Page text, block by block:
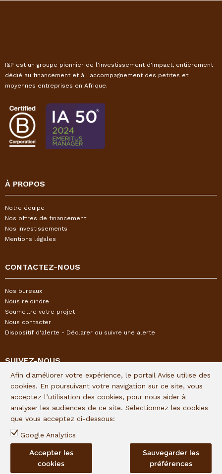
I&P est un groupe pionnier de l'investissement d'impact, entièrement
dédié au financement et à l'accompagnement des petites et
moyennes entreprises en Afrique.
À PROPOS
Notre équipe
Nos offres de financement
Nos investissements
Mentions légales
CONTACTEZ-NOUS
Nos bureaux
Nous rejoindre
Soumettre votre projet
Nous contacter
Dispositif d'alerte - Déclarer ou suivre une alerte
SUIVEZ-NOUS
Restez informés de l'actualité I&P en vous inscrivant à notre
newsletter trimestrielle :
Lien d'inscription
Suivez I&P sur les réseaux sociaux :
Afin d'améliorer votre expérience, le portail Avise utilise des
cookies. En poursuivant votre navigation sur ce site, vous
acceptez l’utilisation des cookies, pour nous aider à
analyser les audiences de ce site. Sélectionnez les cookies
que vous acceptez ci-dessous:
Google Analytics
Sauvegarder les
préférences
Accepter les
cookies